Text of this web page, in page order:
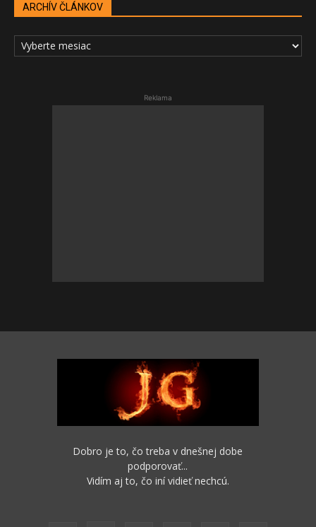
ARCHÍV ČLÁNKOV
ARCHÍV
ČLÁNKOV
Reklama
Dobro je to, čo treba v dnešnej dobe
podporovať...
Vidím aj to, čo iní vidieť nechcú.